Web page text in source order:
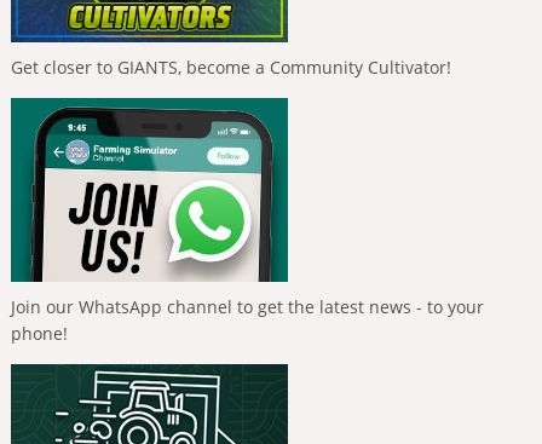
Get closer to GIANTS, become a Community Cultivator!
Join our WhatsApp channel to get the latest news - to your
phone!